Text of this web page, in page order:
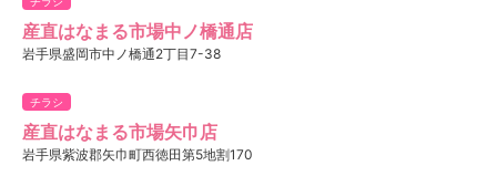
産直はなまる市場中ノ橋通店
岩手県盛岡市中ノ橋通2丁目7-38
チラシ
産直はなまる市場矢巾店
岩手県紫波郡矢巾町西徳田第5地割170